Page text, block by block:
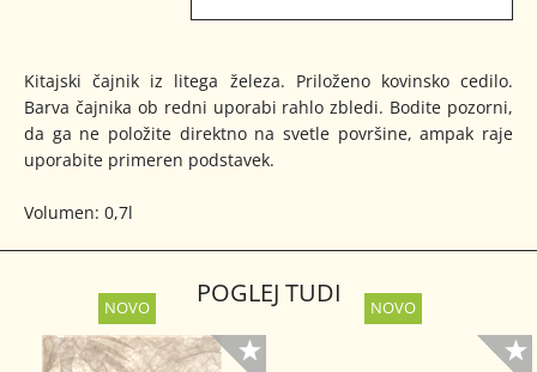
Kitajski čajnik iz litega železa. Priloženo kovinsko cedilo.
Barva čajnika ob redni uporabi rahlo zbledi. Bodite pozorni,
da ga ne položite direktno na svetle površine, ampak raje
uporabite primeren podstavek.
Volumen: 0,7l
POGLEJ TUDI